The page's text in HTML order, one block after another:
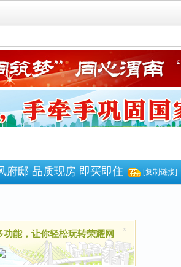
府邸 品质现房 即买即住 [复制链接]
能，让你轻松玩转荣耀网 x